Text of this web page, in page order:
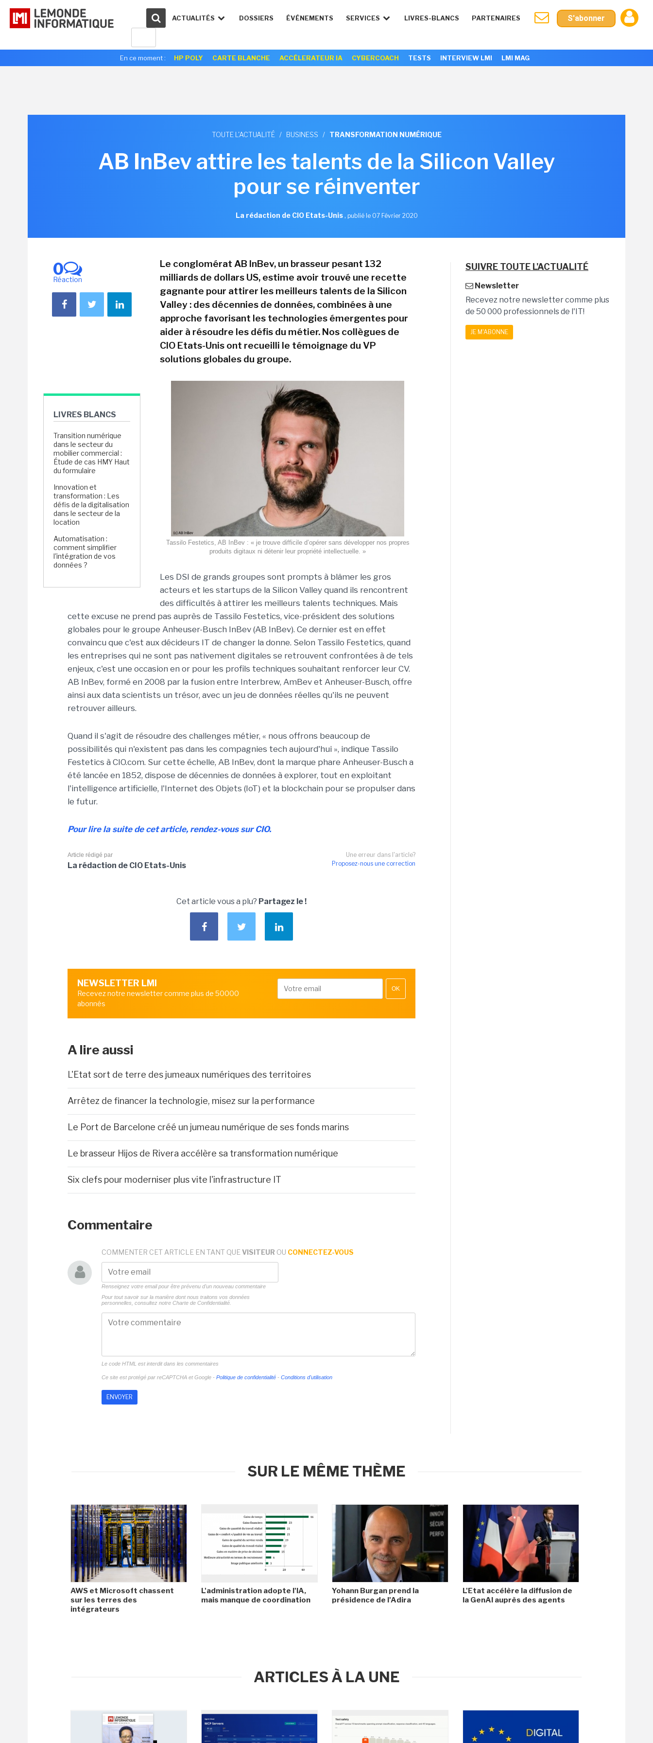
ACTUALITÉS DOSSIERS ÉVÉNEMENTS SERVICES LIVRES-BLANCS PARTENAIRES S'abonner
En ce moment : HP POLY CARTE BLANCHE ACCÉLERATEUR IA CYBERCOACH TESTS INTERVIEW LMI LMI MAG
TOUTE L'ACTUALITÉ / BUSINESS / TRANSFORMATION NUMÉRIQUE
AB InBev attire les talents de la Silicon Valley
pour se réinventer
La rédaction de CIO Etats-Unis, publié le 07 Février 2020
0
Réaction
LIVRES BLANCS
Transition numérique
dans le secteur du
mobilier commercial :
Étude de cas HMY Haut
du formulaire
Innovation et
transformation : Les
défis de la digitalisation
dans le secteur de la
location
Automatisation :
comment simplifier
l'intégration de vos
données ?
Le conglomérat AB InBev, un brasseur pesant 132
milliards de dollars US, estime avoir trouvé une recette
gagnante pour attirer les meilleurs talents de la Silicon
Valley : des décennies de données, combinées à une
approche favorisant les technologies émergentes pour
aider à résoudre les défis du métier. Nos collègues de
CIO Etats-Unis ont recueilli le témoignage du VP
solutions globales du groupe.
Tassilo Festetics, AB InBev : « je trouve difficile d’opérer sans développer nos propres
produits digitaux ni détenir leur propriété intellectuelle. »
Les DSI de grands groupes sont prompts à blâmer les gros
acteurs et les startups de la Silicon Valley quand ils rencontrent
des difficultés à attirer les meilleurs talents techniques. Mais
cette excuse ne prend pas auprès de Tassilo Festetics, vice-président des solutions
globales pour le groupe Anheuser-Busch InBev (AB InBev). Ce dernier est en effet
convaincu que c'est aux décideurs IT de changer la donne. Selon Tassilo Festetics, quand
les entreprises qui ne sont pas nativement digitales se retrouvent confrontées à de tels
enjeux, c'est une occasion en or pour les profils techniques souhaitant renforcer leur CV.
AB InBev, formé en 2008 par la fusion entre Interbrew, AmBev et Anheuser-Busch, offre
ainsi aux data scientists un trésor, avec un jeu de données réelles qu'ils ne peuvent
retrouver ailleurs.
Quand il s'agit de résoudre des challenges métier, « nous offrons beaucoup de
possibilités qui n'existent pas dans les compagnies tech aujourd'hui », indique Tassilo
Festetics à CIO.com. Sur cette échelle, AB InBev, dont la marque phare Anheuser-Busch a
été lancée en 1852, dispose de décennies de données à explorer, tout en exploitant
l'intelligence artificielle, l'Internet des Objets (IoT) et la blockchain pour se propulser dans
le futur.
Pour lire la suite de cet article, rendez-vous sur CIO.
Une erreur dans l'article?
Proposez-nous une correction
Article rédigé par
La rédaction de CIO Etats-Unis
Cet article vous a plu? Partagez le !
NEWSLETTER LMI
Recevez notre newsletter comme plus de 50000
abonnés
OK
A lire aussi
L'Etat sort de terre des jumeaux numériques des territoires
Arrêtez de financer la technologie, misez sur la performance
Le Port de Barcelone créé un jumeau numérique de ses fonds marins
Le brasseur Hijos de Rivera accélère sa transformation numérique
Six clefs pour moderniser plus vite l'infrastructure IT
Commentaire
COMMENTER CET ARTICLE EN TANT QUE VISITEUR OU CONNECTEZ-VOUS
Renseignez votre email pour être prévenu d'un nouveau commentaire
Pour tout savoir sur la manière dont nous traitons vos données
personnelles, consultez notre Charte de Confidentialité.
Le code HTML est interdit dans les commentaires
Ce site est protégé par reCAPTCHA et Google - Politique de confidentialité - Conditions d'utilisation
SUIVRE TOUTE L'ACTUALITÉ
Newsletter
Recevez notre newsletter comme plus
de 50 000 professionnels de l'IT!
JE M'ABONNE
SUR LE MÊME THÈME
AWS et Microsoft chassent
sur les terres des
intégrateurs
L'administration adopte l'IA,
mais manque de coordination
Yohann Burgan prend la
présidence de l'Adira
L'Etat accélère la diffusion de
la GenAI auprès des agents
ARTICLES À LA UNE